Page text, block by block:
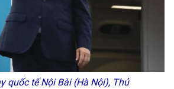
quốc tế Nội Bài (Hà Nội), Thủ